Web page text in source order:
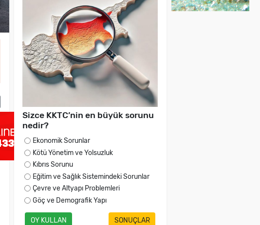
Sizce KKTC’nin en büyük sorunu
nedir?
Ekonomik Sorunlar
Kötü Yönetim ve Yolsuzluk
Kıbrıs Sorunu
Eğitim ve Sağlık Sistemindeki Sorunlar
Çevre ve Altyapı Problemleri
Göç ve Demografik Yapı
OY KULLAN SONUÇLAR